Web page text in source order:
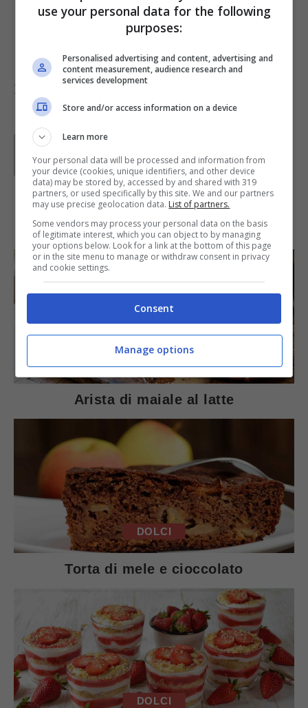
in una teglia, adagiatevi sopra gliinvoltini
di peperone e fate cuocere in forno a
Foto di
Parole diPaoletta
al 2011, spaziando tra tutte le tipologie di ricette, dai
primi ai contorni, dai secondi ai dolci.
IN PRIMO PIANO
Arista di maiale al latte
DOLCI
Torta di mele e cioccolato
DOLCI
use your personal data for the following
purposes:
Personalised advertising and content, advertising and
content measurement, audience research and
services development
Store and/or access information on a device
Learn more
Your personal data will be processed and information from
your device (cookies, unique identifiers, and other device
data) may be stored by, accessed by and shared with 319
partners, or used specifically by this site. We and our partners
may use precise geolocation data. List of partners.
Some vendors may process your personal data on the basis
of legitimate interest, which you can object to by managing
your options below. Look for a link at the bottom of this page
or in the site menu to manage or withdraw consent in privacy
and cookie settings.
Consent
Manage options